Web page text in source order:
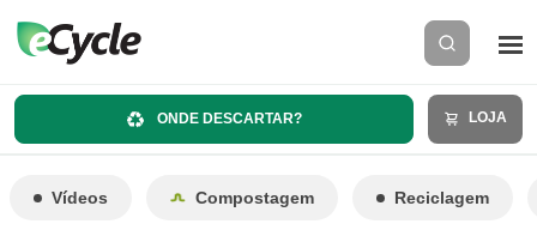
ONDE DESCARTAR? LOJA
Vídeos Compostagem Reciclagem